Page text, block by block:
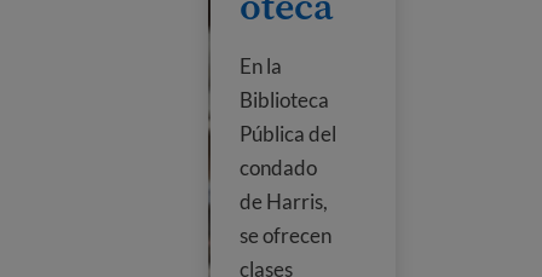
En la
Biblioteca
Pública del
condado
de Harris,
se ofrecen
clases